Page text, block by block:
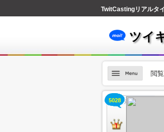
TwitCastingリアルタ
ツイ
閲
俺とおまえの時間
5028